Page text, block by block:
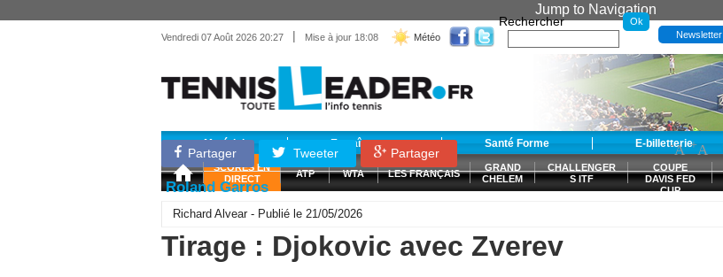
Jump to Navigation
Vendredi 07 Août 2026 20:27 | Mise à jour 18:08 Météo
Rechercher
Newsletter
Matériel Entraînement Santé Forme E-billetterie
SCORES EN
DIRECT
ATP WTA LES FRANÇAIS
GRAND
CHELEM
CHALLENGER
S ITF
COUPE
DAVIS FED
CUP
Partager Tweeter Partager
-A +A
Roland Garros
Richard Alvear - Publié le 21/05/2026
Tirage : Djokovic avec Zverev